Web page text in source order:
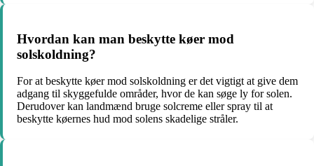
Hvordan kan man beskytte køer mod
solskoldning?
For at beskytte køer mod solskoldning er det vigtigt at give dem
adgang til skyggefulde områder, hvor de kan søge ly for solen.
Derudover kan landmænd bruge solcreme eller spray til at
beskytte køernes hud mod solens skadelige stråler.